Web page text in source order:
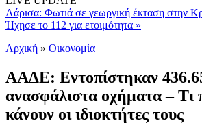
Λάρισα: Φωτιά σε γεωργική έκταση στην
Ήχησε το 112 για ετοιμότητα »
Αρχική » Oικονομία
ΑΑΔΕ: Εντοπίστηκαν
ανασφάλιστα οχήματα – Τι
κάνουν οι ιδιοκτήτες τους